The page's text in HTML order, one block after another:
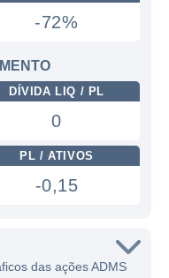
-72%
DÍVIDA LIQ / PL
0
PL / ATIVOS
-0,15
das ações ADMS